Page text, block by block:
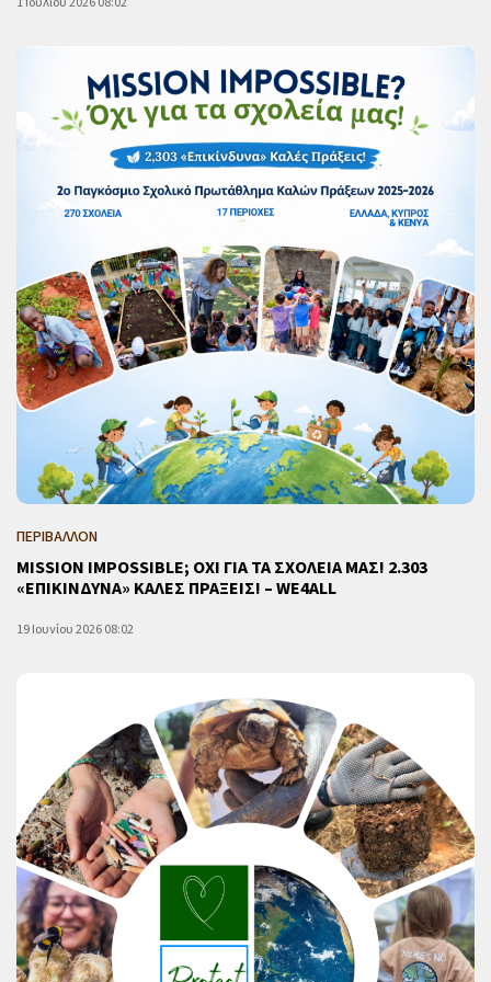
ΠΕΡΙΒΑΛΛΟΝ
MISSION IMPOSSIBLE; ΟΧΙ ΓΙΑ ΤΑ ΣΧΟΛΕΙΑ ΜΑΣ! 2.303
«ΕΠΙΚΙΝΔΥΝΑ» ΚΑΛΕΣ ΠΡΑΞΕΙΣ! – WE4ALL
19 Ιουνίου 2026 08:02